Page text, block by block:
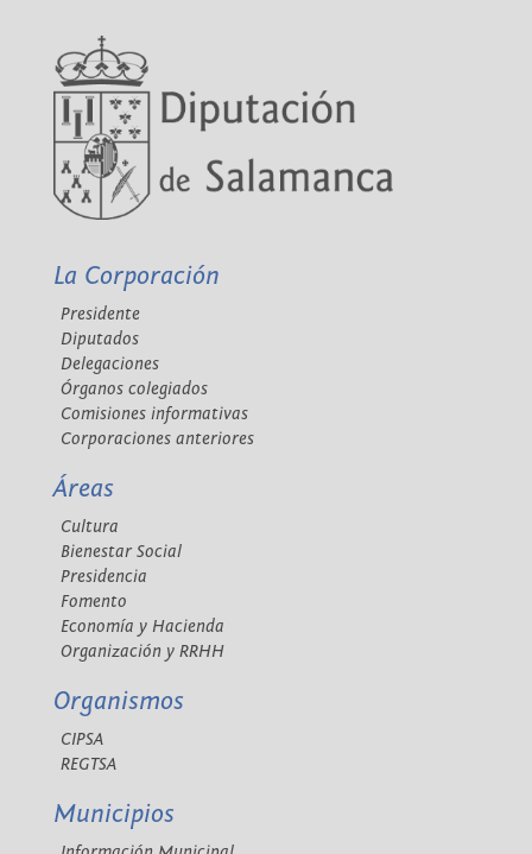
La Corporación
Presidente
Diputados
Delegaciones
Órganos colegiados
Comisiones informativas
Corporaciones anteriores
Áreas
Cultura
Bienestar Social
Presidencia
Fomento
Economía y Hacienda
Organización y RRHH
Organismos
CIPSA
REGTSA
Municipios